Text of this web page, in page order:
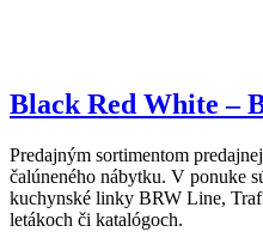
Black Red White –
Predajným sortimentom
čalúneného nábytku. V ponuke
kuchynské linky BRW Line,
letákoch či katalógoch.